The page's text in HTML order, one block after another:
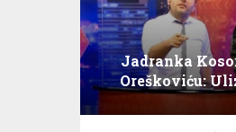
Jadranka
Oreškoviću:
normalna